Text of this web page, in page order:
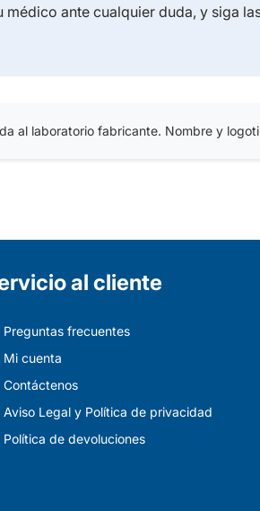
ante cualquier duda, y siga
al laboratorio fabricante. Nombre y
al cliente
Preguntas frecuentes
Mi cuenta
Contáctenos
Aviso Legal y Política de privacidad
Política de devoluciones